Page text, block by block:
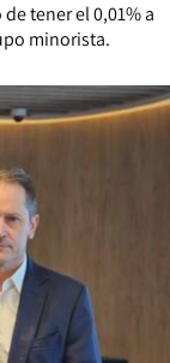
tener el 0,01% a
minorista.